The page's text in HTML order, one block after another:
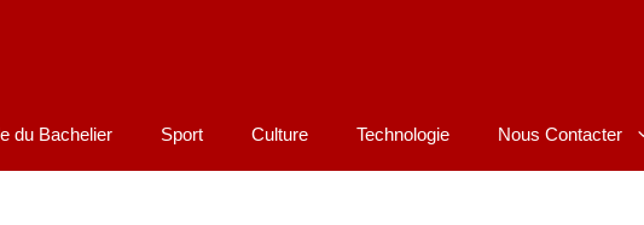
du Bachelier Sport Culture Technologie Nous Contacter